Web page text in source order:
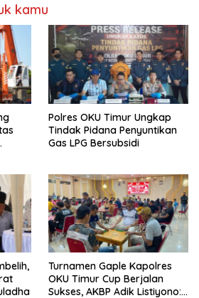
kamu
Polres OKU Timur Ungkap
Tindak Pidana Penyuntikan
Gas LPG Bersubsidi
Turnamen Gaple Kapolres
OKU Timur Cup Berjalan
Sukses, AKBP Adik Listiyono: